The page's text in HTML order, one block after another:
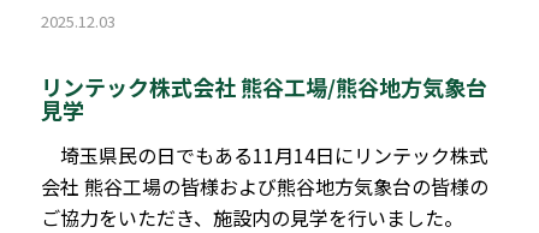
2025.12.03
リンテック株式会社 熊谷工場/熊谷地方気象台
見学
埼玉県民の日でもある11月14日にリンテック株式
会社 熊谷工場の皆様および熊谷地方気象台の皆様の
ご協力をいただき、施設内の見学を行いました。